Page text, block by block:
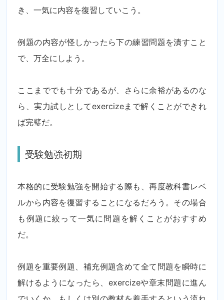
き、一気に内容を復習していこう。
例題の内容が怪しかったら下の練習問題を潰すこと
で、万全にしよう。
ここまででも十分であるが、さらに余裕があるのな
ら、実力試しとしてexercizeまで解くことができれ
ば完璧だ。
受験勉強初期
本格的に受験勉強を開始する際も、再度教科書レベ
ルから内容を復習することになるだろう。その場合
も例題に絞って一気に問題を解くことがおすすめ
だ。
例題を重要例題、補充例題含めて全て問題を瞬時に
解けるようになったら、exercizeや章末問題に進ん